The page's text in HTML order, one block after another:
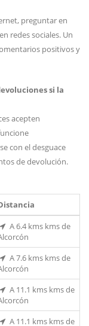
preguntar en
redes sociales. Un
positivos y
si la
acepten
con el desguace
de devolución.
A 6.4 kms kms de
A 7.6 kms kms de
A 11.1 kms kms de
A 11.1 kms kms de